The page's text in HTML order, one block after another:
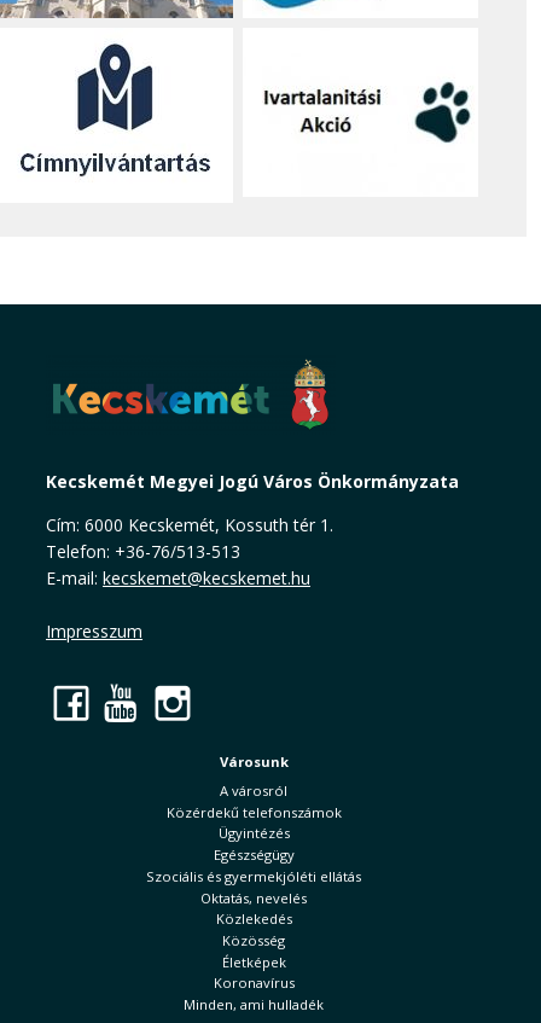
Kecskemét Megyei Jogú Város Önkormányzata
Cím: 6000 Kecskemét, Kossuth tér 1.
Telefon: +36-76/513-513
E-mail: kecskemet@kecskemet.hu
Impresszum
Facebook
YouTube
Városunk
A városról
Közérdekű telefonszámok
Ügyintézés
Egészségügy
Szociális és gyermekjóléti ellátás
Oktatás, nevelés
Közlekedés
Közösség
Életképek
Koronavírus
Minden, ami hulladék